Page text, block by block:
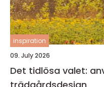
inspiration
09. July 2026
Det tidlösa valet: